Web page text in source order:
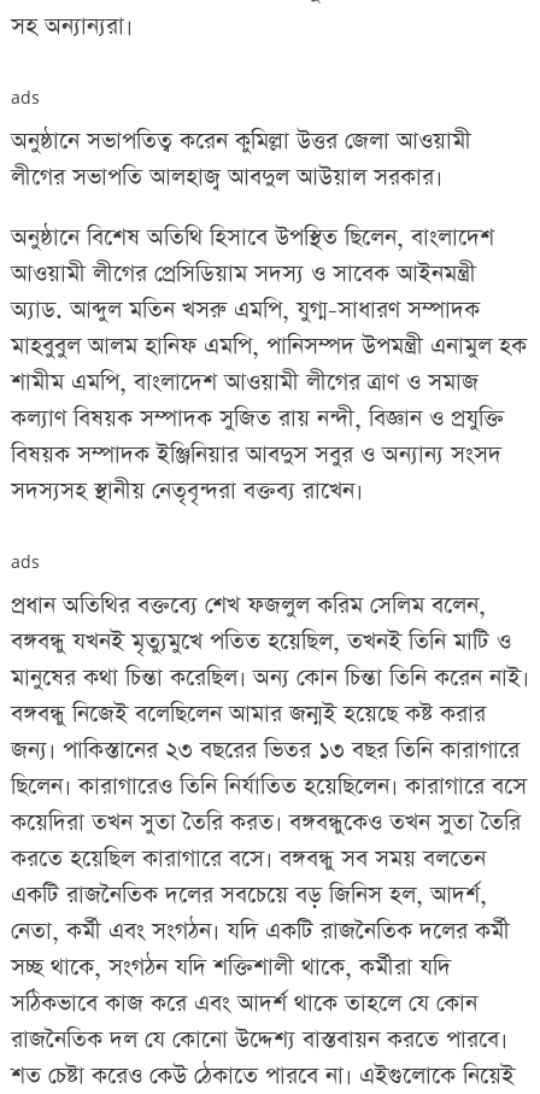
সহ অন্যান্যরা৷
ads
অনুষ্ঠানে সভাপতিত্ব করেন কুমিল্লা উত্তর জেলা আওয়ামী
লীগের সভাপতি আলহাজ্ব আবদুল আউয়াল সরকার৷
অনুষ্ঠানে বিশেষ অতিথি হিসাবে উপস্থিত ছিলেন, বাংলাদেশ
আওয়ামী লীগের প্রেসিডিয়াম সদস্য ও সাবেক আইনমন্ত্রী
অ্যাড. আব্দুল মতিন খসরু এমপি, যুগ্ম-সাধারণ সম্পাদক
মাহবুবুল আলম হানিফ এমপি, পানিসম্পদ উপমন্ত্রী এনামুল হক
শামীম এমপি, বাংলাদেশ আওয়ামী লীগের ত্রাণ ও সমাজ
কল্যাণ বিষয়ক সম্পাদক সুজিত রায় নন্দী, বিজ্ঞান ও প্রযুক্তি
বিষয়ক সম্পাদক ইঞ্জিনিয়ার আবদুস সবুর ও অন্যান্য সংসদ
সদস্যসহ স্থানীয় নেতৃবৃন্দরা বক্তব্য রাখেন৷
ads
প্রধান অতিথির বক্তব্যে শেখ ফজলুল করিম সেলিম বলেন,
বঙ্গবন্ধু যখনই মৃত্যুমুখে পতিত হয়েছিল, তখনই তিনি মাটি ও
মানুষের কথা চিন্তা করেছিল৷ অন্য কোন চিন্তা তিনি করেন নাই৷
বঙ্গবন্ধু নিজেই বলেছিলেন আমার জন্মই হয়েছে কষ্ট করার
জন্য৷ পাকিস্তানের ২৩ বছরের ভিতর ১৩ বছর তিনি কারাগারে
ছিলেন৷ কারাগারেও তিনি নির্যাতিত হয়েছিলেন৷ কারাগারে বসে
কয়েদিরা তখন সুতা তৈরি করত৷ বঙ্গবন্ধুকেও তখন সুতা তৈরি
করতে হয়েছিল কারাগারে বসে৷ বঙ্গবন্ধু সব সময় বলতেন
একটি রাজনৈতিক দলের সবচেয়ে বড় জিনিস হল, আদর্শ,
নেতা, কর্মী এবং সংগঠন৷ যদি একটি রাজনৈতিক দলের কর্মী
সচ্ছ থাকে, সংগঠন যদি শক্তিশালী থাকে, কর্মীরা যদি
সঠিকভাবে কাজ করে এবং আদর্শ থাকে তাহলে যে কোন
রাজনৈতিক দল যে কোনো উদ্দেশ্য বাস্তবায়ন করতে পারবে৷
শত চেষ্টা করেও কেউ ঠেকাতে পারবে না৷ এইগুলোকে নিয়েই